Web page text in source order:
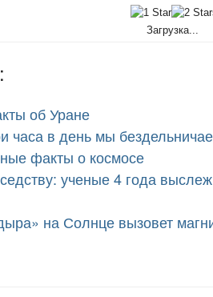
Загрузка...
об Уране
часа в день мы
факты о космосе
ученые 4 года
на Солнце вызовет